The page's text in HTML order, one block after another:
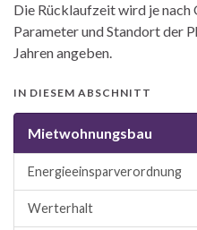
Die Rücklaufzeit wird je nach
Parameter und Standort der
Jahren angeben.
IN DIESEM ABSCHNITT
Mietwohnungsbau
Energieeinsparverordnung
Werterhalt